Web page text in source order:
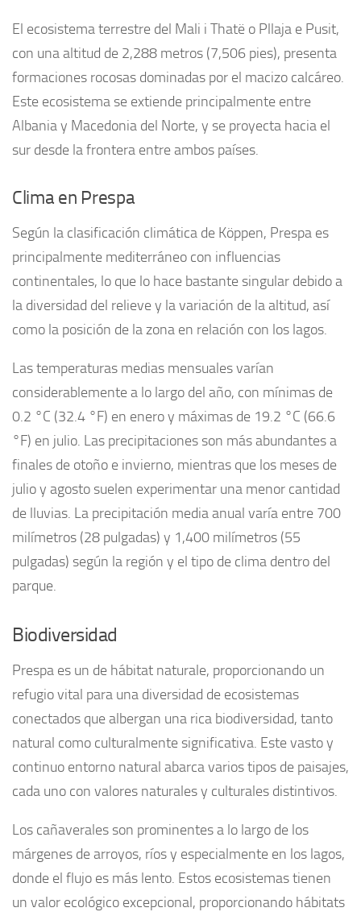
El ecosistema terrestre del Mali i Thatë o Pllaja e Pusit,
con una altitud de 2,288 metros (7,506 pies), presenta
formaciones rocosas dominadas por el macizo calcáreo.
Este ecosistema se extiende principalmente entre
Albania y Macedonia del Norte, y se proyecta hacia el
sur desde la frontera entre ambos países.
Clima en Prespa
Según la clasificación climática de Köppen, Prespa es
principalmente mediterráneo con influencias
continentales, lo que lo hace bastante singular debido a
la diversidad del relieve y la variación de la altitud, así
como la posición de la zona en relación con los lagos.
Las temperaturas medias mensuales varían
considerablemente a lo largo del año, con mínimas de
0.2 °C (32.4 °F) en enero y máximas de 19.2 °C (66.6
°F) en julio. Las precipitaciones son más abundantes a
finales de otoño e invierno, mientras que los meses de
julio y agosto suelen experimentar una menor cantidad
de lluvias. La precipitación media anual varía entre 700
milímetros (28 pulgadas) y 1,400 milímetros (55
pulgadas) según la región y el tipo de clima dentro del
parque.
Biodiversidad
Prespa es un de hábitat naturale, proporcionando un
refugio vital para una diversidad de ecosistemas
conectados que albergan una rica biodiversidad, tanto
natural como culturalmente significativa. Este vasto y
continuo entorno natural abarca varios tipos de paisajes,
cada uno con valores naturales y culturales distintivos.
Los cañaverales son prominentes a lo largo de los
márgenes de arroyos, ríos y especialmente en los lagos,
donde el flujo es más lento. Estos ecosistemas tienen
un valor ecológico excepcional, proporcionando hábitats